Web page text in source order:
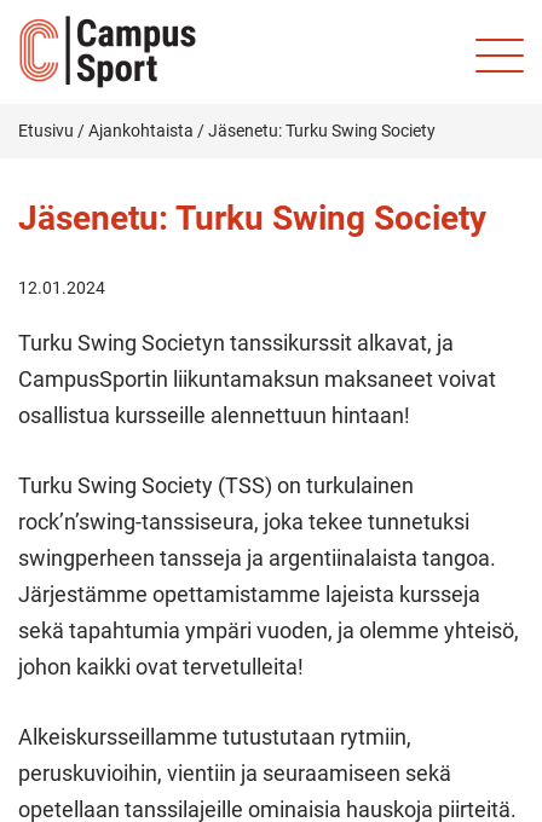
Etusivu /Ajankohtaista /Jäsenetu: Turku Swing Society
Jäsenetu: Turku Swing Society
12.01.2024
Turku Swing Societyn tanssikurssit alkavat, ja
CampusSportin liikuntamaksun maksaneet voivat
osallistua kursseille alennettuun hintaan!
Turku Swing Society (TSS) on turkulainen
rock’n’swing-tanssiseura, joka tekee tunnetuksi
swingperheen tansseja ja argentiinalaista tangoa.
Järjestämme opettamistamme lajeista kursseja
sekä tapahtumia ympäri vuoden, ja olemme yhteisö,
johon kaikki ovat tervetulleita!
Alkeiskursseillamme tutustutaan rytmiin,
peruskuvioihin, vientiin ja seuraamiseen sekä
opetellaan tanssilajeille ominaisia hauskoja piirteitä.